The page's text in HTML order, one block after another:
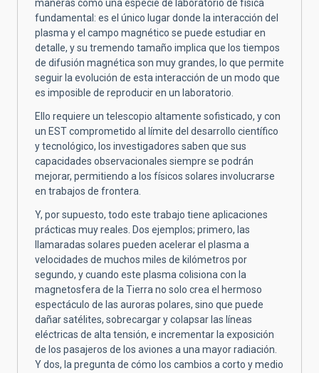
maneras como una especie de laboratorio de física
fundamental: es el único lugar donde la interacción del
plasma y el campo magnético se puede estudiar en
detalle, y su tremendo tamaño implica que los tiempos
de difusión magnética son muy grandes, lo que permite
seguir la evolución de esta interacción de un modo que
es imposible de reproducir en un laboratorio.
Ello requiere un telescopio altamente sofisticado, y con
un EST comprometido al límite del desarrollo científico
y tecnológico, los investigadores saben que sus
capacidades observacionales siempre se podrán
mejorar, permitiendo a los físicos solares involucrarse
en trabajos de frontera.
Y, por supuesto, todo este trabajo tiene aplicaciones
prácticas muy reales. Dos ejemplos; primero, las
llamaradas solares pueden acelerar el plasma a
velocidades de muchos miles de kilómetros por
segundo, y cuando este plasma colisiona con la
magnetosfera de la Tierra no solo crea el hermoso
espectáculo de las auroras polares, sino que puede
dañar satélites, sobrecargar y colapsar las líneas
eléctricas de alta tensión, e incrementar la exposición
de los pasajeros de los aviones a una mayor radiación.
Y dos, la pregunta de cómo los cambios a corto y medio